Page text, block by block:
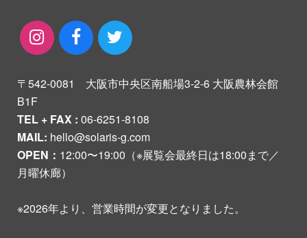
〒542-0081 大阪市中央区南船場3-2-6 大阪農林会館
B1F
TEL + FAX : 06-6251-8108
MAIL: hello@solaris-g.com
OPEN： 12:00〜19:00（※展覧会最終日は18:00まで／
月曜休廊）
※2026年より、営業時間が変更となりました。